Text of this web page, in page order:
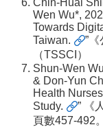
Wen Wu*,
Towards
Taiwan.
”《
（TSSCI）
Shun-Wen
& Don-Yun
Health
Study.
” 《
頁數457-492